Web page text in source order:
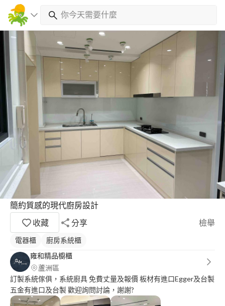
簡約質感的現代廚房設計
收藏
分享 檢舉
電器櫃
廚房系統櫃
雍和精品櫥櫃
蘆洲區
訂製系統傢俱，系統廚具 免費丈量及報價 板材有進口Egger及台製
五金有進口及台製 歡迎詢問討論，謝謝?